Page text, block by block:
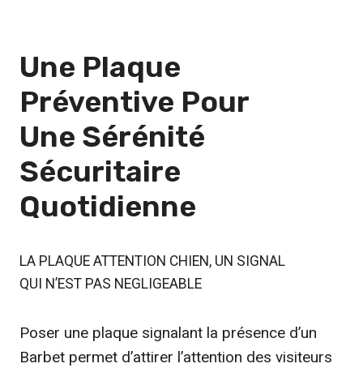
Une Plaque
Préventive Pour
Une Sérénité
Sécuritaire
Quotidienne
LA PLAQUE ATTENTION CHIEN, UN SIGNAL
QUI N’EST PAS NEGLIGEABLE
Poser une plaque signalant la présence d’un
Barbet permet d’attirer l’attention des visiteurs